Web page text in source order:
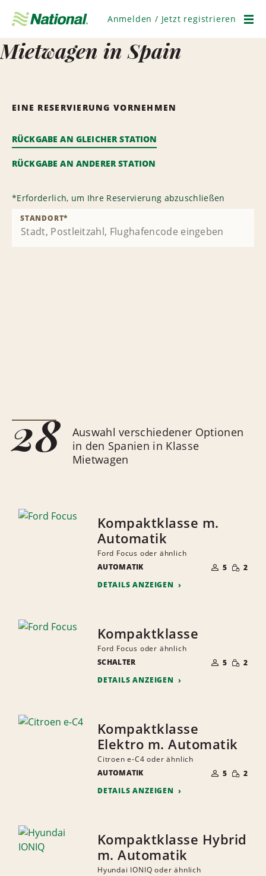
überspringen
Anmelden / Jetzt registrieren
Mietwagen in Spain
EINE RESERVIERUNG VORNEHMEN
RÜCKGABE AN GLEICHER STATION
RÜCKGABE AN ANDERER STATION
*Erforderlich, um Ihre Reservierung abzuschließen
STANDORT*
28
Auswahl verschiedener Optionen
in den Spanien in Klasse
Mietwagen
Kompaktklasse m.
Automatik
Ford Focus oder ähnlich
AUTOMATIK
DER
MITFAHRER
5 GERINGE
MENGE
2
DETAILS ANZEIGEN
Kompaktklasse
Ford Focus oder ähnlich
SCHALTER
DER
MITFAHRER
5 GERINGE
MENGE
2
DETAILS ANZEIGEN
Kompaktklasse
Elektro m. Automatik
Citroen e-C4 oder ähnlich
AUTOMATIK
DER
MITFAHRER
5 GERINGE
MENGE
2
DETAILS ANZEIGEN
Kompaktklasse Hybrid
m. Automatik
Hyundai IONIQ oder ähnlich